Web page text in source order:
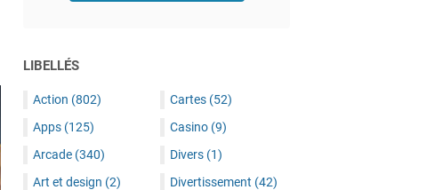
LIBELLÉS
Action (802)
Apps (125)
Arcade (340)
Art et design (2)
Cartes (52)
Casino (9)
Divers (1)
Divertissement (42)